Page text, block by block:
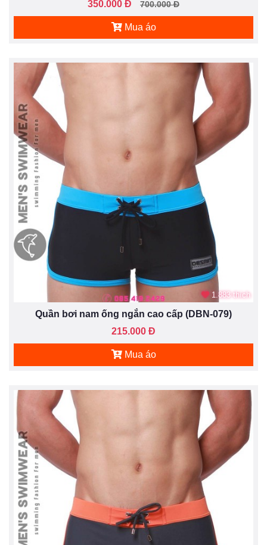
350.000 Đ
700.000 Đ
Mua áo
1.883 thích
Quần bơi nam ống ngắn cao cấp (DBN-079)
215.000 Đ
Mua áo